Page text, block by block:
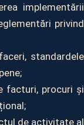
implementării
privind
standardele
facturi, procuri și
de activitate al